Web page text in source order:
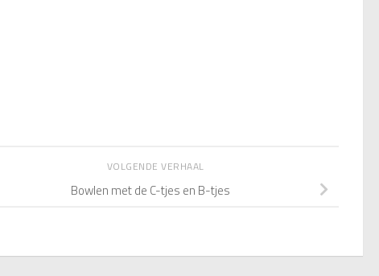
VOLGENDE VERHAAL
Bowlen met de C-tjes en B-tjes